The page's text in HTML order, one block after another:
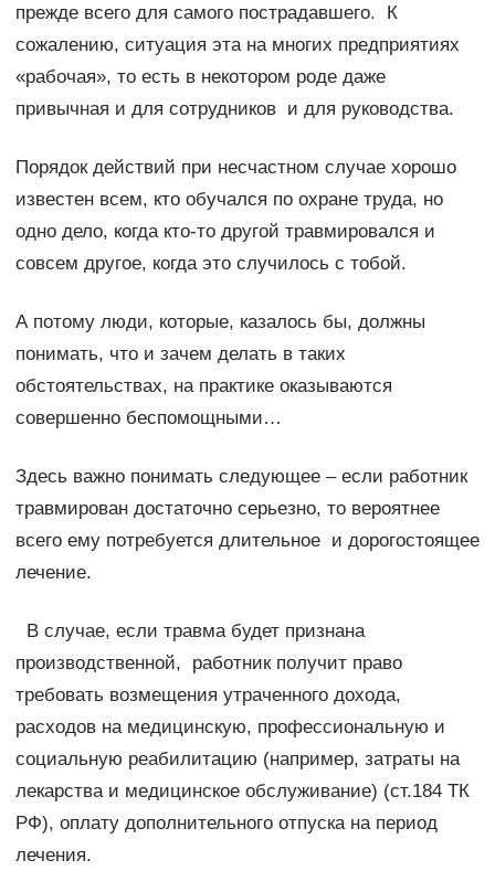
прежде всего для самого пострадавшего. К
сожалению, ситуация эта на многих предприятиях
«рабочая», то есть в некотором роде даже
привычная и для сотрудников и для руководства.
Порядок действий при несчастном случае хорошо
известен всем, кто обучался по охране труда, но
одно дело, когда кто-то другой травмировался и
совсем другое, когда это случилось с тобой.
А потому люди, которые, казалось бы, должны
понимать, что и зачем делать в таких
обстоятельствах, на практике оказываются
совершенно беспомощными…
Здесь важно понимать следующее – если работник
травмирован достаточно серьезно, то вероятнее
всего ему потребуется длительное и дорогостоящее
лечение.
В случае, если травма будет признана
производственной, работник получит право
требовать возмещения утраченного дохода,
расходов на медицинскую, профессиональную и
социальную реабилитацию (например, затраты на
лекарства и медицинское обслуживание) (ст.184 ТК
РФ), оплату дополнительного отпуска на период
лечения.